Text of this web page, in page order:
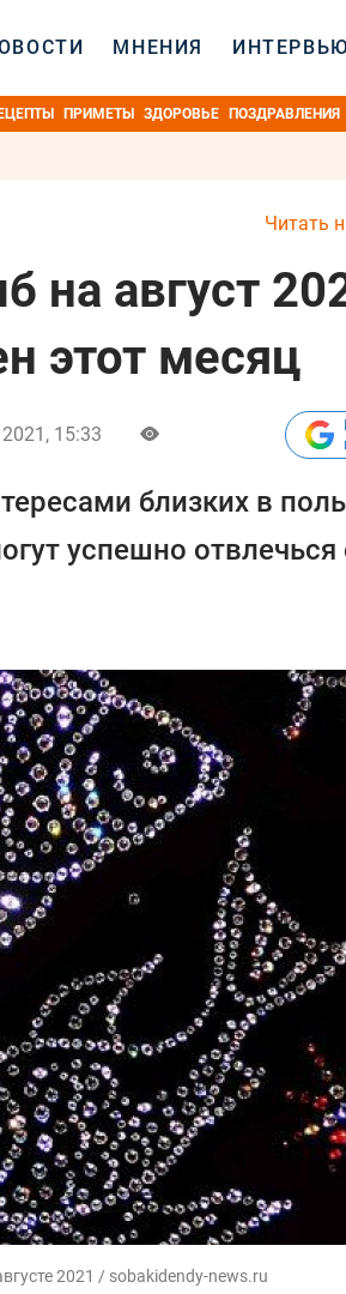
МНЕНИЯ ИНТЕРВЬЮ
ПРИМЕТЫ ЗДОРОВЬЕ ПОЗДРАВЛЕНИЯ
Читать
на август
этот месяц
15:33
близких в
успешно отвлечься
2021 / sobakidendy-news.ru